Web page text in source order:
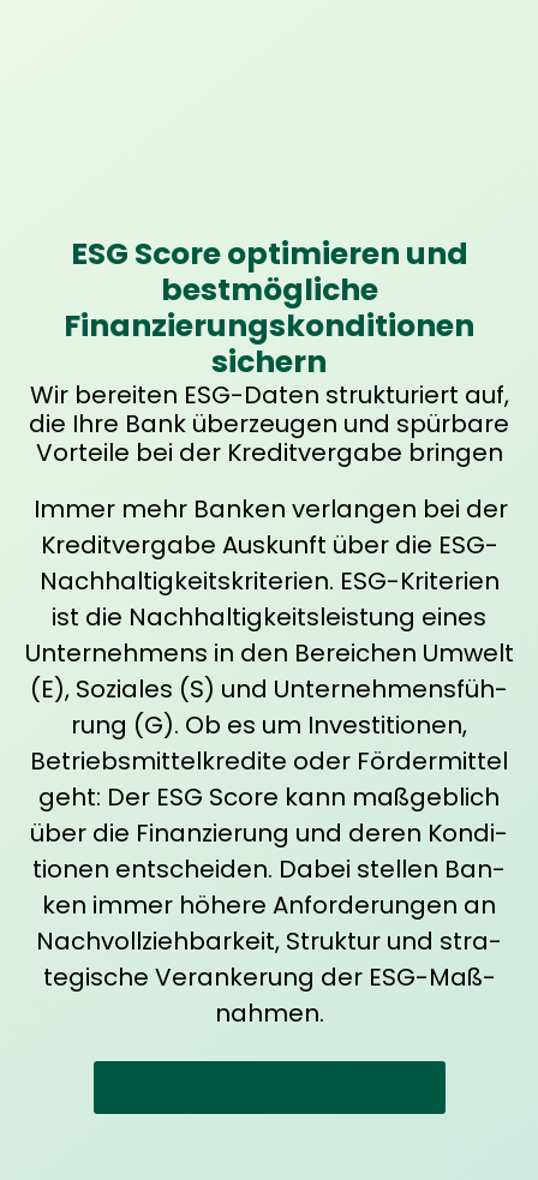
ESG Score optimieren und
bestmögliche
Finanzierungskonditionen
sichern
Wir bereiten ESG-Daten strukturiert auf,
die Ihre Bank überzeugen und spürbare
Vorteile bei der Kreditvergabe bringen
Immer mehr Ban­ken ver­lan­gen bei der
Kre­dit­ver­ga­be Aus­kunft über die ESG-
Nach­hal­tig­keits­kri­te­ri­en. ESG-Kri­te­ri­en
ist die Nach­hal­tig­keits­leis­tung eines
Unter­neh­mens in den Berei­chen Umwelt
(E), Sozia­les (S) und Unter­neh­mens­füh­
rung (G). Ob es um Inves­ti­tio­nen,
Betriebs­mit­tel­kre­di­te oder För­der­mit­tel
geht: Der ESG Score kann maß­geb­lich
über die Finan­zie­rung und deren Kon­di­
tio­nen ent­schei­den. Dabei stel­len Ban­
ken immer höhe­re Anfor­de­run­gen an
Nach­voll­zieh­bar­keit, Struk­tur und stra­
te­gi­sche Ver­an­ke­rung der ESG-Maß­
nah­men.